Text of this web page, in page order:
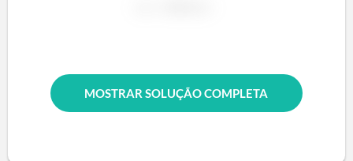
MOSTRAR SOLUÇÃO COMPLETA